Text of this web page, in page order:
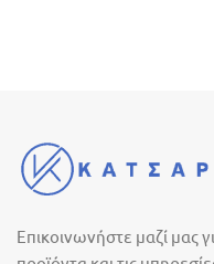
Επικοινωνήστε μαζί μας